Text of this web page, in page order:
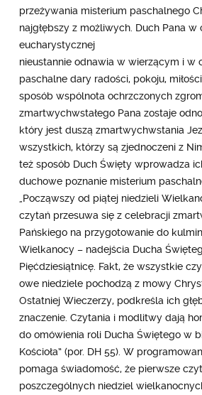
przeżywania misterium paschalnego
najgłębszy z możliwych. Duch Pana w
eucharystycznej
nieustannie odnawia w wierzącym i w
paschalne dary radości, pokoju,
sposób wspólnota ochrzczonych
zmartwychwstałego Pana zostaje
który jest duszą zmartwychwstania
wszystkich, którzy są zjednoczeni z
też sposób Duch Święty wprowadza
duchowe poznanie misterium
„Począwszy od piątej niedzieli
czytań przesuwa się z celebracji
Pańskiego na przygotowanie do
Wielkanocy – nadejścia Ducha
Pięćdziesiątnicę. Fakt, że wszystkie
owe niedziele pochodzą z mowy
Ostatniej Wieczerzy, podkreśla ich
znaczenie. Czytania i modlitwy dają
do omówienia roli Ducha Świętego w
Kościoła” (por. DH 55). W
pomaga świadomość, że pierwsze
poszczególnych niedziel